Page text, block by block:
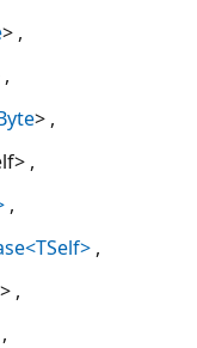
>
>
>